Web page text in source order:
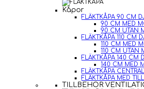
Kåpor
FLÄKTKÅPA 90 CM
90 CM MED
90 CM UTAN
FLÄKTKÅPA 110 CM
110 CM MED
110 CM UTAN
FLÄKTKÅPA 140 CM
140 CM MED
FLÄKTKÅPA
FLÄKTKÅPA MED
TILLBEHÖR